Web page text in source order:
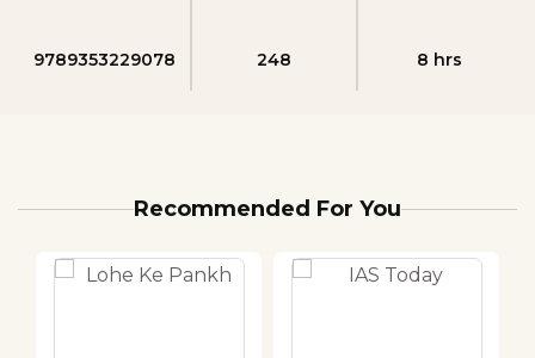
9789353229078 248 8 hrs
Recommended For You